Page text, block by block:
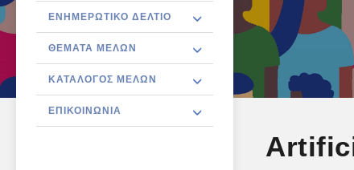
ΕΝΗΜΕΡΩΤΙΚΌ ΔΕΛΤΊΟ
ΘΈΜΑΤΑ ΜΕΛΏΝ
ΚΑΤΆΛΟΓΟΣ ΜΕΛΏΝ
ΕΠΙΚΟΙΝΩΝΊΑ